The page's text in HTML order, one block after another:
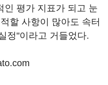
인 평가 지표가 되고 눈
할 사항이 많아도 속터
정"이라고 거들었다.